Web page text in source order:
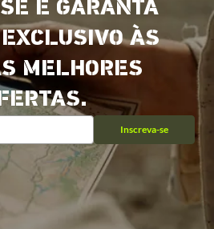
E GARANTA
ÀS
MELHORES
Inscreva-se